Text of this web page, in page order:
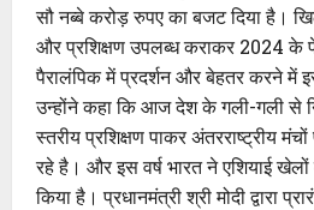
सौ नब्बे करोड़ रुपए का बजट दिया है।
और प्रशिक्षण उपलब्ध कराकर 2024
पैरालंपिक में प्रदर्शन और बेहतर करने में
उन्होंने कहा कि आज देश के गली-गली से
स्तरीय प्रशिक्षण पाकर अंतरराष्ट्रीय
रहे है। और इस वर्ष भारत ने एशियाई खेलों
किया है। प्रधानमंत्री श्री मोदी द्वारा